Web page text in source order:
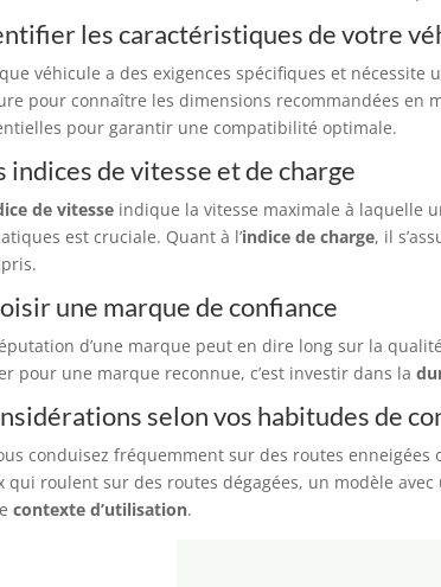
les caractéristiques de votre
véhicule a des exigences spécifiques et
pour connaître les dimensions recommandées en
pour garantir une compatibilité optimale.
indices de vitesse et de charge
de vitesse indique la vitesse maximale à laquelle
est cruciale. Quant à l’indice de charge, il
une marque de confiance
d’une marque peut en dire long sur la
pour une marque reconnue, c’est investir dans la
selon vos habitudes de
conduisez fréquemment sur des routes
qui roulent sur des routes dégagées, un modèle
contexte d’utilisation.